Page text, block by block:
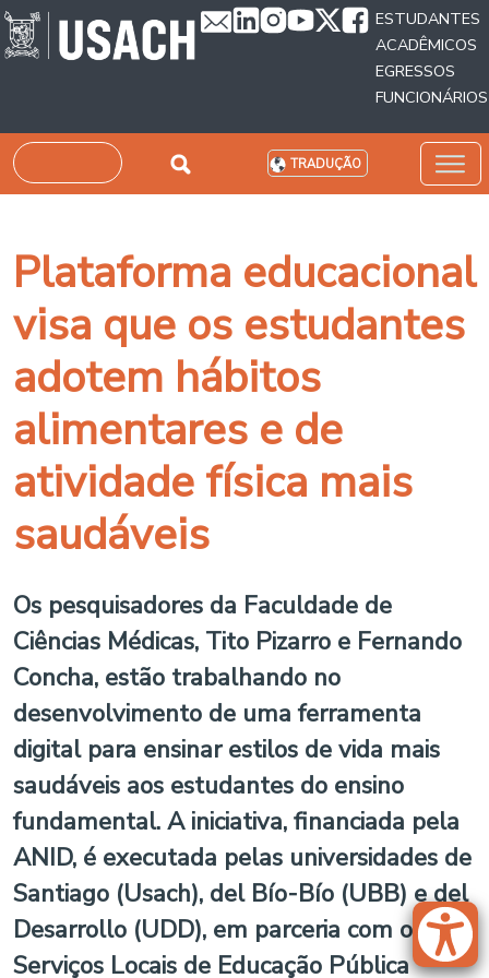
Passar para o conteúdo principal
ESTUDANTES
ACADÊMICOS
EGRESSOS
FUNCIONÁRIOS
Pesquisar TRADUÇÃO
Plataforma educacional
visa que os estudantes
adotem hábitos
alimentares e de
atividade física mais
saudáveis
Os pesquisadores da Faculdade de
Ciências Médicas, Tito Pizarro e Fernando
Concha, estão trabalhando no
desenvolvimento de uma ferramenta
digital para ensinar estilos de vida mais
saudáveis aos estudantes do ensino
fundamental. A iniciativa, financiada pela
ANID, é executada pelas universidades de
Santiago (Usach), del Bío-Bío (UBB) e del
Desarrollo (UDD), em parceria com os
Serviços Locais de Educação Pública